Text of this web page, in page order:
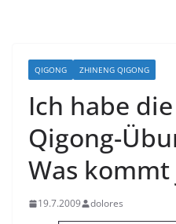
QIGONG ZHINENG QIGONG
Ich habe
Qigong-
Was kommt
19.7.2009 dolores